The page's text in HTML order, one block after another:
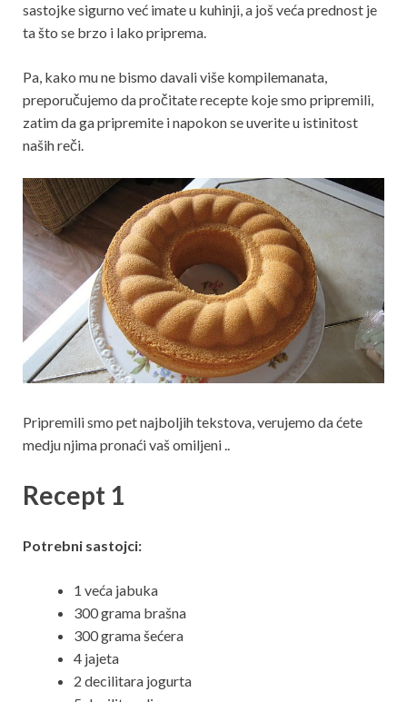
sastojke sigurno već imate u kuhinji, a još veća prednost je
ta što se brzo i lako priprema.
Pa, kako mu ne bismo davali više kompilemanata,
preporučujemo da pročitate recepte koje smo pripremili,
zatim da ga pripremite i napokon se uverite u istinitost
naših reči.
Pripremili smo pet najboljih tekstova, verujemo da ćete
medju njima pronaći vaš omiljeni ..
Recept 1
Potrebni sastojci:
1 veća jabuka
300 grama brašna
300 grama šećera
4 jajeta
2 decilitara jogurta